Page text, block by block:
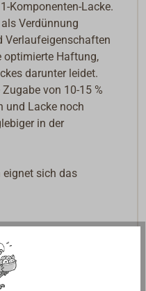
Komponenten-Lacke.
Verdünnung
Verlaufeigenschaften
optimierte Haftung,
darunter leidet.
von 10-15 %
und Lacke noch
in der
eignet sich das
blanke Metalle (Eisen,
und bewittertes Holz
vom Material: losen